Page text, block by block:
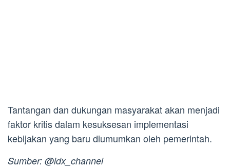
Tantangan dan dukungan masyarakat akan menjadi
faktor kritis dalam kesuksesan implementasi
kebijakan yang baru diumumkan oleh pemerintah.
Sumber: @idx_channel